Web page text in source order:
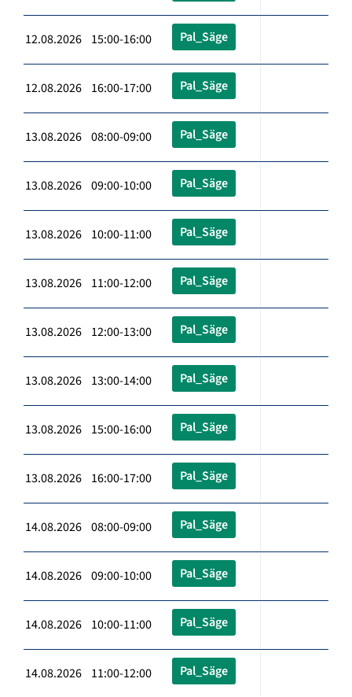
12.08.2026 15:00-16:00 Pal_Säge
12.08.2026 16:00-17:00 Pal_Säge
13.08.2026 08:00-09:00 Pal_Säge
13.08.2026 09:00-10:00 Pal_Säge
13.08.2026 10:00-11:00 Pal_Säge
13.08.2026 11:00-12:00 Pal_Säge
13.08.2026 12:00-13:00 Pal_Säge
13.08.2026 13:00-14:00 Pal_Säge
13.08.2026 15:00-16:00 Pal_Säge
13.08.2026 16:00-17:00 Pal_Säge
14.08.2026 08:00-09:00 Pal_Säge
14.08.2026 09:00-10:00 Pal_Säge
14.08.2026 10:00-11:00 Pal_Säge
14.08.2026 11:00-12:00 Pal_Säge